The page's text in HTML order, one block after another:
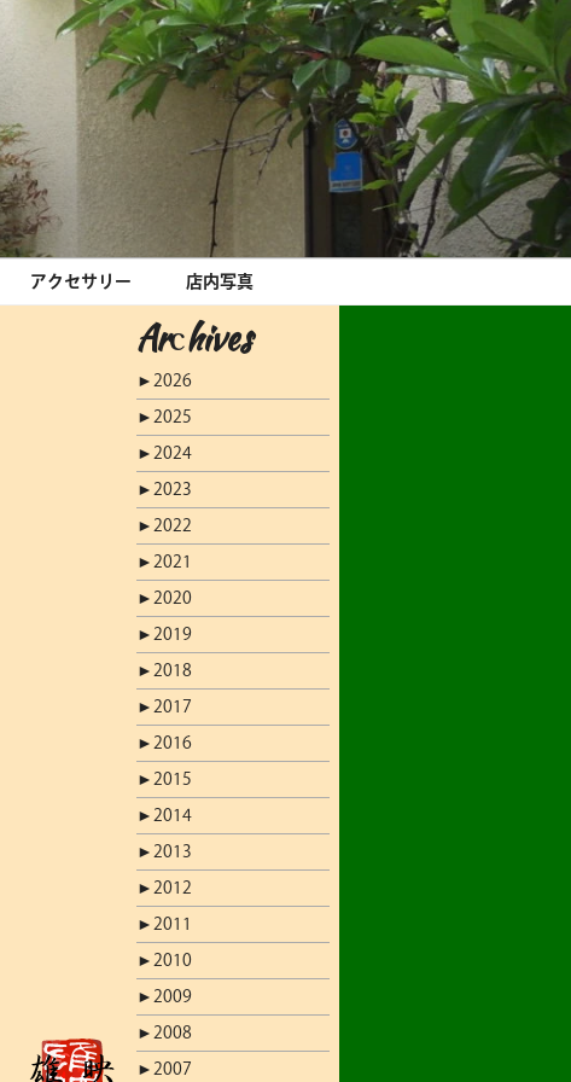
アクセサリー 店内写真
Archives
► 2026
► 2025
► 2024
► 2023
► 2022
► 2021
► 2020
► 2019
► 2018
► 2017
► 2016
► 2015
► 2014
► 2013
► 2012
► 2011
► 2010
► 2009
► 2008
► 2007